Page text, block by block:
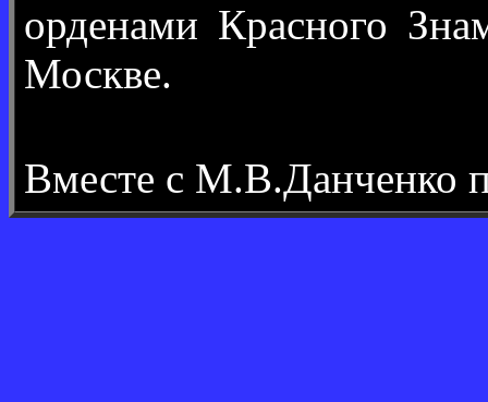
орденами Красного
Москве.
Вместе с М.В.Данченко